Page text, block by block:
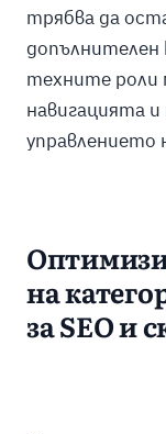
трябва да
техните роли
навигацията
управлението
на
за SEO и